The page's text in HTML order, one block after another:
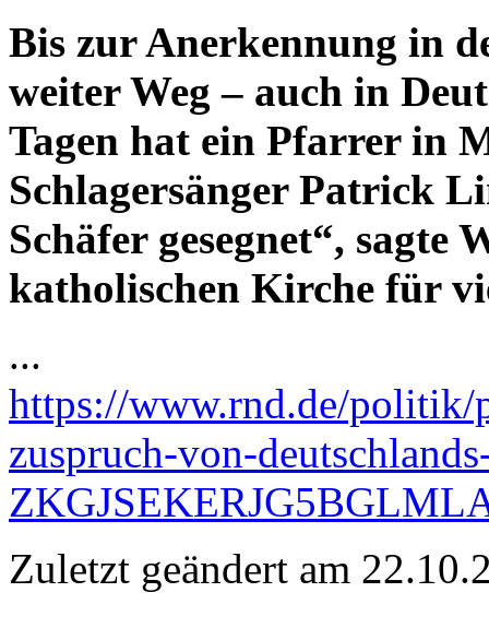
Bis zur Anerkennung in
weiter Weg – auch in
Tagen hat ein Pfarrer in
Schlagersänger Patrick
Schäfer gesegnet“, sagte
katholischen Kirche für
...
https://www.rnd.de/politik/
zuspruch-von-
Zuletzt geändert am